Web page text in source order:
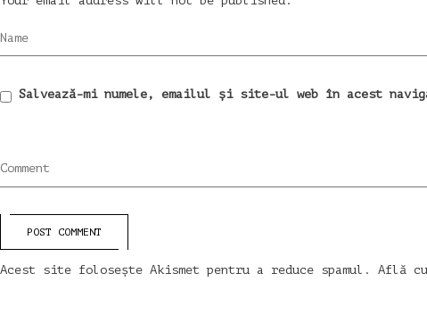
Name
Salvează-mi numele, emailul și site-ul web în acest
Comment
POST COMMENT
Acest site folosește Akismet pentru a reduce spamul. Află